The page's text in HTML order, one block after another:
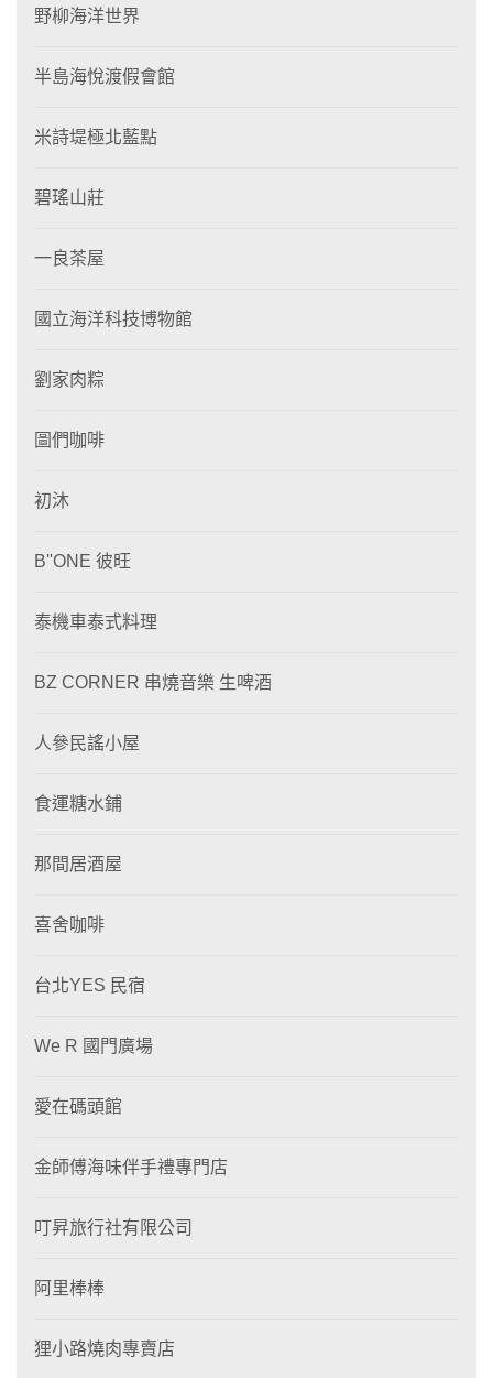
野柳海洋世界
半島海悅渡假會館
米詩堤極北藍點
碧瑤山莊
一良茶屋
國立海洋科技博物館
劉家肉粽
圖們咖啡
初沐
B''ONE 彼旺
泰機車泰式料理
BZ CORNER 串燒音樂 生啤酒
人參民謠小屋
食運糖水鋪
那間居酒屋
喜舍咖啡
台北YES 民宿
We R 國門廣場
愛在碼頭館
金師傅海味伴手禮專門店
叮昇旅行社有限公司
阿里棒棒
狸⼩路燒肉專賣店